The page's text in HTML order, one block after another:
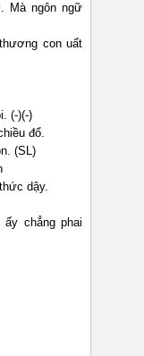
Mà ngôn ngữ
con uất
(-)(-)
đổ.
(SL)
dậy.
chẳng phai